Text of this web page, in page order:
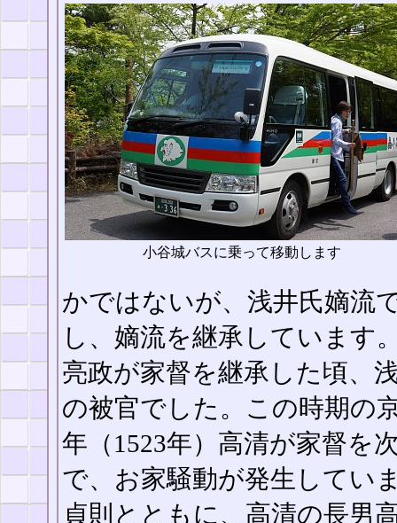
小谷城バスに乗って移動します
かではないが、浅井氏嫡流
し、嫡流を継承しています
亮政が家督を継承した頃、
の被官でした。この時期の
年（1523年）高清が家督を
で、お家騒動が発生してい
貞則とともに、高清の長男